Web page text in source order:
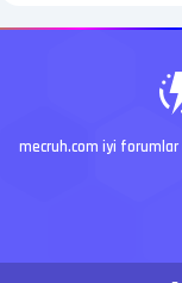
mecruh.com iyi forumlar